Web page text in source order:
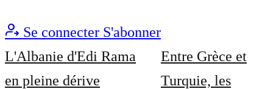
Se connecter S'abonner
L'Albanie d'Edi Rama
en pleine dérive
Entre Grèce et
Turquie, les